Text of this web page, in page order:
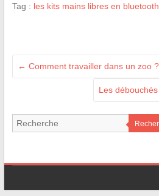
Tag : les kits mains libres en bluetooth
← Comment travailler dans un zoo ?
Les